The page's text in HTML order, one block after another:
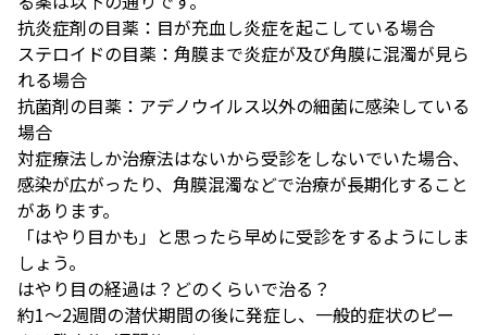
抗炎症剤の目薬：目が充血し炎症を起こしている場合
ステロイドの目薬：角膜まで炎症が及び角膜に混濁が見ら
れる場合
抗菌剤の目薬：アデノウイルス以外の細菌に感染している
場合
対症療法しか治療法はないから受診をしないでいた場合、
感染が広がったり、角膜混濁などで治療が長期化すること
があります。
「はやり目かも」と思ったら早めに受診をするようにしま
しょう。
はやり目の経過は？どのくらいで治る？
約1〜2週間の潜伏期間の後に発症し、一般的症状のピー